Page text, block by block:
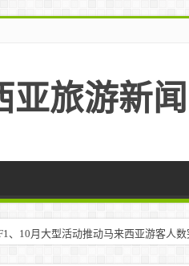
亚旅游新闻
、10月大型活动推动马来西亚游客人数